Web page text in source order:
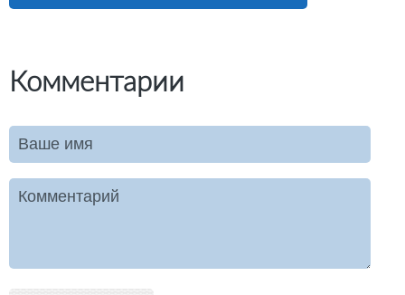
Комментарии
Ваше имя
Комментарий